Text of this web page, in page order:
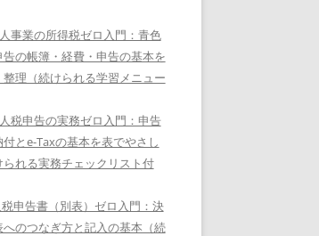
事業の所得税ゼロ入門：青色
の帳簿・経費・申告の基本を
理（続けられる学習メニュー
税申告の実務ゼロ入門：申告
とe-Taxの基本を表でやさし
られる実務チェックリスト付
申告書（別表）ゼロ入門：決
のつなぎ方と記入の基本（続